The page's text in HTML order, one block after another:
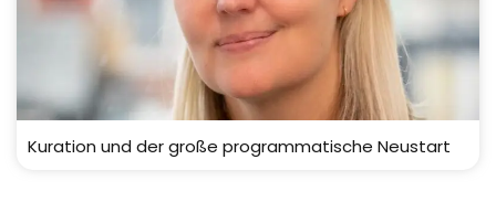
Kuration und der große programmatische Neustart